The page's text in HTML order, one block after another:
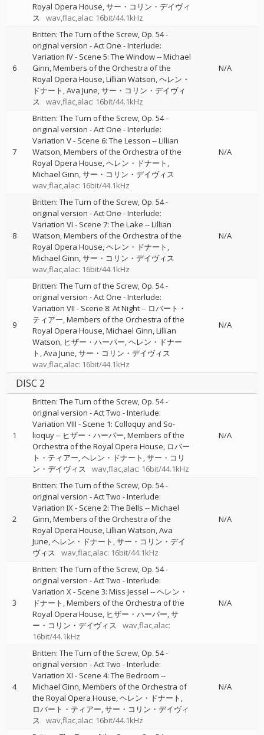
Royal Opera House サー・コリン・デイヴィ
ス
wav,flac,alac: 16bit/44.1kHz
6
Britten: The Turn of the Screw, Op. 54 -
original version - Act One - Interlude:
Variation IV - Scene 5: The Window--Michael
Ginn Members of the Orchestra of the
Royal Opera House Lillian Watson ヘレン・
ドナート Ava June サー・コリン・デイヴィ
ス
wav,flac,alac: 16bit/44.1kHz
N/A
7
Britten: The Turn of the Screw, Op. 54 -
original version - Act One - Interlude:
Variation V - Scene 6: The Lesson --Lillian
Watson Members of the Orchestra of the
Royal Opera House ヘレン・ドナート
Michael Ginn サー・コリン・デイヴィス
wav,flac,alac: 16bit/44.1kHz
N/A
8
Britten: The Turn of the Screw, Op. 54 -
original version - Act One - Interlude:
Variation VI - Scene 7: The Lake --Lillian
Watson Members of the Orchestra of the
Royal Opera House ヘレン・ドナート
Michael Ginn サー・コリン・デイヴィス
wav,flac,alac: 16bit/44.1kHz
N/A
9
Britten: The Turn of the Screw, Op. 54 -
original version - Act One - Interlude:
Variation VII - Scene 8: At Night-- ロバート・
ティアー Members of the Orchestra of the
Royal Opera House Michael Ginn Lillian
Watson ヒザー・ハーパー ヘレン・ドナー
ト Ava June サー・コリン・デイヴィス
wav,flac,alac: 16bit/44.1kHz
N/A
DISC 2
1
Britten: The Turn of the Screw, Op. 54 -
original version - Act Two - Interlude:
Variation VIII - Scene 1: Colloquy and So-
lioquy-- ヒザー・ハーパー Members of the
Orchestra of the Royal Opera House ロバー
ト・ティアー ヘレン・ドナート サー・コリ
ン・デイヴィス
wav,flac,alac: 16bit/44.1kHz
N/A
2
Britten: The Turn of the Screw, Op. 54 -
original version - Act Two - Interlude:
Variation IX - Scene 2: The Bells --Michael
Ginn Members of the Orchestra of the
Royal Opera House Lillian Watson Ava
June ヘレン・ドナート サー・コリン・デイ
ヴィス
wav,flac,alac: 16bit/44.1kHz
N/A
3
Britten: The Turn of the Screw, Op. 54 -
original version - Act Two - Interlude:
Variation X - Scene 3: Miss Jessel --ヘレン・
ドナート Members of the Orchestra of the
Royal Opera House ヒザー・ハーパー サ
ー・コリン・デイヴィス
wav,flac,alac:
16bit/44.1kHz
N/A
4
Britten: The Turn of the Screw, Op. 54 -
original version - Act Two - Interlude:
Variation XI - Scene 4: The Bedroom --
Michael Ginn Members of the Orchestra of
the Royal Opera House ヘレン・ドナート
ロバート・ティアー サー・コリン・デイヴィ
ス
wav,flac,alac: 16bit/44.1kHz
N/A